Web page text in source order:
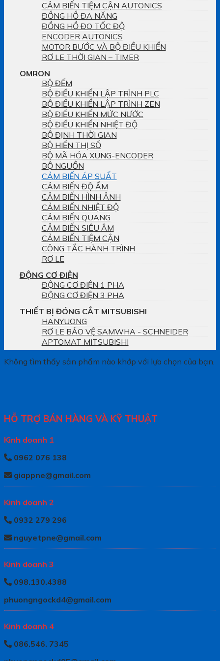
CẢM BIẾN TIỆM CẬN AUTONICS
ĐỒNG HỒ ĐA NĂNG
ĐỒNG HỒ ĐO TỐC ĐỘ
ENCODER AUTONICS
MOTOR BƯỚC VÀ BỘ ĐIỀU KHIỂN
RƠ LE THỜI GIAN – TIMER
OMRON
BỘ ĐẾM
BỘ ĐIỀU KHIỂN LẬP TRÌNH PLC
BỘ ĐIỀU KHIỂN LẬP TRÌNH ZEN
BỘ ĐIỀU KHIỂN MỨC NƯỚC
BỘ ĐIỀU KHIỂN NHIỆT ĐỘ
BỘ ĐỊNH THỜI GIAN
BỘ HIỂN THỊ SỐ
BỘ MÃ HÓA XUNG-ENCODER
BỘ NGUỒN
CẢM BIẾN ÁP SUẤT
CẢM BIẾN ĐỘ ẨM
CẢM BIẾN HÌNH ẢNH
CẢM BIẾN NHIỆT ĐỘ
CẢM BIẾN QUANG
CẢM BIẾN SIÊU ÂM
CẢM BIẾN TIỆM CẬN
CÔNG TẮC HÀNH TRÌNH
RƠ LE
ĐỘNG CƠ ĐIỆN
ĐỘNG CƠ ĐIỆN 1 PHA
ĐỘNG CƠ ĐIỆN 3 PHA
THIẾT BỊ ĐÓNG CẮT MITSUBISHI
HANYUONG
RƠ LE BẢO VỆ SAMWHA - SCHNEIDER
APTOMAT MITSUBISHI
Không tìm thấy sản phẩm nào khớp với lựa chọn của bạn.
HỖ TRỢ BÁN HÀNG VÀ KỸ THUẬT
Kinh doanh 1
0962 076 138
giappne@gmail.com
Kinh doanh 2
0932 279 296
nguyetpne@gmail.com
Kinh doanh 3
098.130.4388
phuongngockd4@gmail.com
Kinh doanh 4
086.546. 7345